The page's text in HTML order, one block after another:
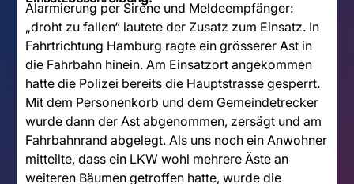
Alarmierung per Sirene und Meldeempfänger:
„droht zu fallen“ lautete der Zusatz zum Einsatz. In
Fahrtrichtung Hamburg ragte ein grösserer Ast in
die Fahrbahn hinein. Am Einsatzort angekommen
hatte die Polizei bereits die Hauptstrasse gesperrt.
Mit dem Personenkorb und dem Gemeindetrecker
wurde dann der Ast abgenommen, zersägt und am
Fahrbahnrand abgelegt. Als uns noch ein Anwohner
mitteilte, dass ein LKW wohl mehrere Äste an
weiteren Bäumen getroffen hatte, wurde die